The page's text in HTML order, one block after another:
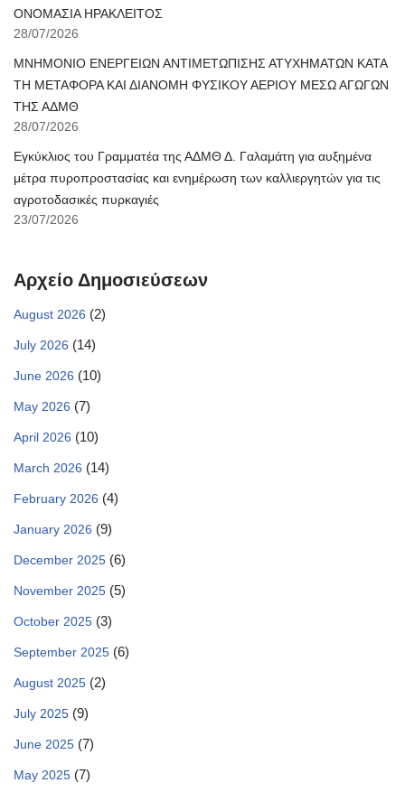
ΟΝΟΜΑΣΙΑ ΗΡΑΚΛΕΙΤΟΣ
28/07/2026
ΜΝΗΜΟΝΙΟ ΕΝΕΡΓΕΙΩΝ ΑΝΤΙΜΕΤΩΠΙΣΗΣ ΑΤΥΧΗΜΑΤΩΝ ΚΑΤΑ
ΤΗ ΜΕΤΑΦΟΡΑ ΚΑΙ ΔΙΑΝΟΜΗ ΦΥΣΙΚΟΥ ΑΕΡΙΟΥ ΜΕΣΩ ΑΓΩΓΩΝ
ΤΗΣ ΑΔΜΘ
28/07/2026
Εγκύκλιος του Γραμματέα της ΑΔΜΘ Δ. Γαλαμάτη για αυξημένα
μέτρα πυροπροστασίας και ενημέρωση των καλλιεργητών για τις
αγροτοδασικές πυρκαγιές
23/07/2026
Αρχείο Δημοσιεύσεων
August 2026 (2)
July 2026 (14)
June 2026 (10)
May 2026 (7)
April 2026 (10)
March 2026 (14)
February 2026 (4)
January 2026 (9)
December 2025 (6)
November 2025 (5)
October 2025 (3)
September 2025 (6)
August 2025 (2)
July 2025 (9)
June 2025 (7)
May 2025 (7)